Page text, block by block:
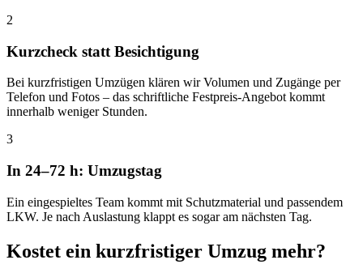
2
Kurzcheck statt Besichtigung
Bei kurzfristigen Umzügen klären wir Volumen und Zugänge per
Telefon und Fotos – das schriftliche Festpreis-Angebot kommt
innerhalb weniger Stunden.
3
In 24–72 h: Umzugstag
Ein eingespieltes Team kommt mit Schutzmaterial und passendem
LKW. Je nach Auslastung klappt es sogar am nächsten Tag.
Kostet ein kurzfristiger Umzug mehr?